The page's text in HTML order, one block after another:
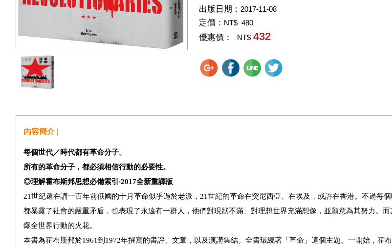
出版日期： 2017-11-08
定價： NT$ 480
優惠價： NT$ 432
內容簡介 |
每個世代／時代都有革命分子。
所有的革命分子，都必須相信行動的必要性。
◎理解霍布斯邦思想必備索引‧2017全新重譯版
21世紀還在講一百年前俄國的十月革命似乎過於老派，21世紀的革命在突尼西亞、在埃及，或許在香港。不過每
都暴露了社會的嚴重矛盾，也表現了永遠有一群人，他們對現狀不滿、對理想世界充滿想像，並願意為其努力。而
爆全世界行動的火花。
本書為霍布斯邦於1961到1972年撰寫的書評、文章，以及演講集結。全書環繞著「革命」這個主題。一開始，霍